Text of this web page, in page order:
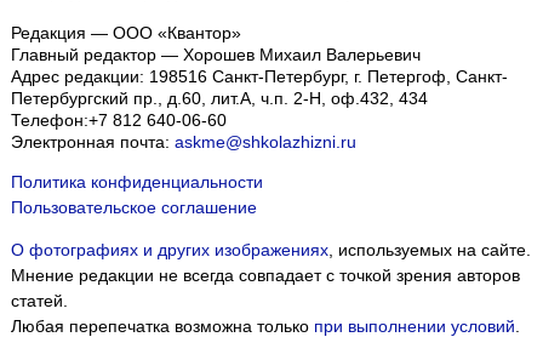
Редакция — ООО «Квантор»
Главный редактор — Хорошев Михаил Валерьевич
Адрес редакции: 198516 Санкт-Петербург, г. Петергоф Санкт-
Петербургский пр., д.60, лит.А, ч.п. 2-Н, оф.432, 434
Телефон:+7 812 640-06-60
Электронная почта: askme@shkolazhizni.ru
Политика конфиденциальности
Пользовательское соглашение
О фотографиях и других изображениях, используемых на сайте.
Мнение редакции не всегда совпадает с точкой зрения авторов
статей.
Любая перепечатка возможна только при выполнении условий